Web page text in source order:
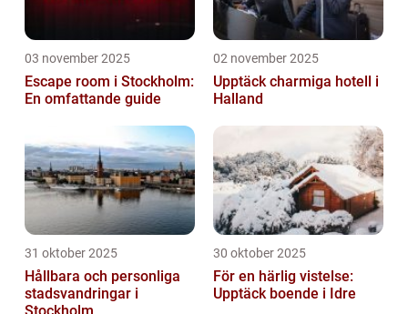
03 november 2025
Escape room i Stockholm:
En omfattande guide
02 november 2025
Upptäck charmiga hotell i
Halland
31 oktober 2025
Hållbara och personliga
stadsvandringar i
30 oktober 2025
För en härlig vistelse:
Upptäck boende i Idre